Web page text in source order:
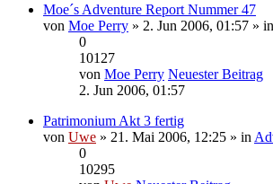
Moe´s Adventure Report Nummer 47
von Moe Perry » 2. Jun 2006, 01:57 » in
0
10127
von Moe Perry Neuester Beitrag
2. Jun 2006, 01:57
Patrimonium Akt 3 fertig
von Uwe » 21. Mai 2006, 12:25 » in
0
10295